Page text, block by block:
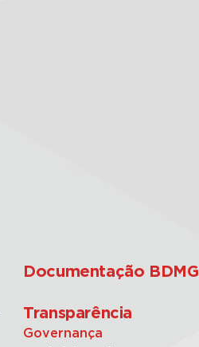
Documentação BDMG
Transparência
Governança